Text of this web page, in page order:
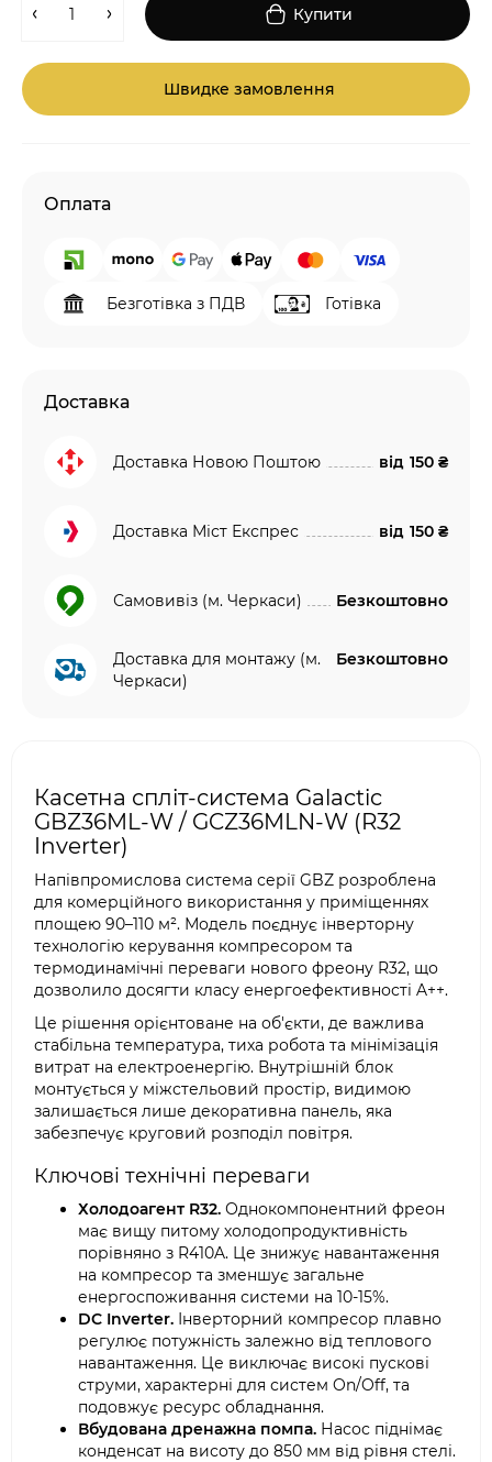
Купити
Швидке замовлення
Оплата
Безготівка з ПДВ Готівка
Доставка
Доставка Новою Поштою від 150 ₴
Доставка Міст Експрес від 150 ₴
Самовивіз (м. Черкаси) Безкоштовно
Доставка для монтажу (м.
Черкаси)
Безкоштовно
Касетна спліт-система Galactic
GBZ36ML-W / GCZ36MLN-W (R32
Inverter)
Напівпромислова система серії GBZ розроблена
для комерційного використання у приміщеннях
площею 90–110 м². Модель поєднує інверторну
технологію керування компресором та
термодинамічні переваги нового фреону R32, що
дозволило досягти класу енергоефективності A++.
Це рішення орієнтоване на об'єкти, де важлива
стабільна температура, тиха робота та мінімізація
витрат на електроенергію. Внутрішній блок
монтується у міжстельовий простір, видимою
залишається лише декоративна панель, яка
забезпечує круговий розподіл повітря.
Ключові технічні переваги
Холодоагент R32. Однокомпонентний фреон
має вищу питому холодопродуктивність
порівняно з R410A. Це знижує навантаження
на компресор та зменшує загальне
енергоспоживання системи на 10-15%.
DC Inverter. Інверторний компресор плавно
регулює потужність залежно від теплового
навантаження. Це виключає високі пускові
струми, характерні для систем On/Off, та
подовжує ресурс обладнання.
Вбудована дренажна помпа. Насос піднімає
конденсат на висоту до 850 мм від рівня стелі.